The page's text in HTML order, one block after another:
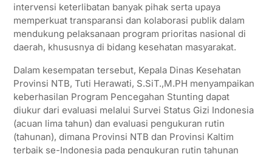
intervensi keterlibatan banyak pihak serta upaya
memperkuat transparansi dan kolaborasi publik dalam
mendukung pelaksanaan program prioritas nasional di
daerah, khususnya di bidang kesehatan masyarakat.
Dalam kesempatan tersebut, Kepala Dinas Kesehatan
Provinsi NTB, Tuti Herawati, S.SiT.,M.PH menyampaikan
keberhasilan Program Pencegahan Stunting dapat
diukur dari evaluasi melalui Survei Status Gizi Indonesia
(acuan lima tahun) dan evaluasi pengukuran rutin
(tahunan), dimana Provinsi NTB dan Provinsi Kaltim
terbaik se-Indonesia pada pengukuran rutin tahunan